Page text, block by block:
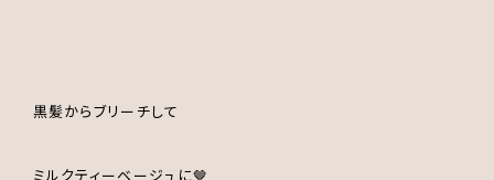
黒髪からブリーチして
ミルクティーベージュに🤎